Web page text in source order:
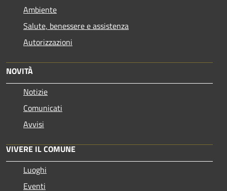
Ambiente
Salute, benessere e assistenza
Autorizzazioni
NOVITÀ
Notizie
Comunicati
Avvisi
VIVERE IL COMUNE
Luoghi
Eventi